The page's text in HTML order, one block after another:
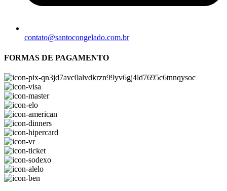
contato@santocongelado.com.br
FORMAS DE PAGAMENTO